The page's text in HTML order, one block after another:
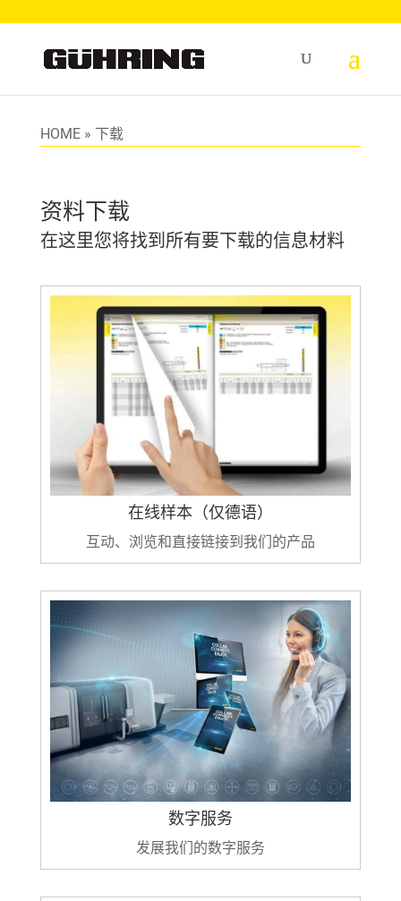
HOME» 下载
资料下载
在这里您将找到所有要下载的信息材料
在线样本（仅德语）
互动、浏览和直接链接到我们的产品
数字服务
发展我们的数字服务